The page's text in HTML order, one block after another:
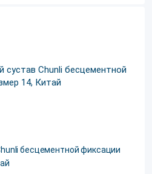
бесцементной фиксации